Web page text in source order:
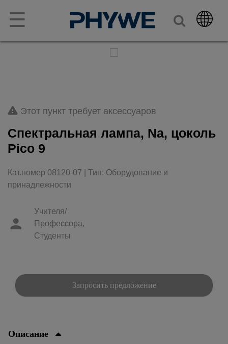
☰
Этот пункт требует аксессуаров
Спектральная лампа, Na, цоколь
Рico 9
Кат.номер 08120-07 | Тип: Оборудование и
принадлежности
Учителя/
Профессора,
Студенты
Запросить предложение
Описание